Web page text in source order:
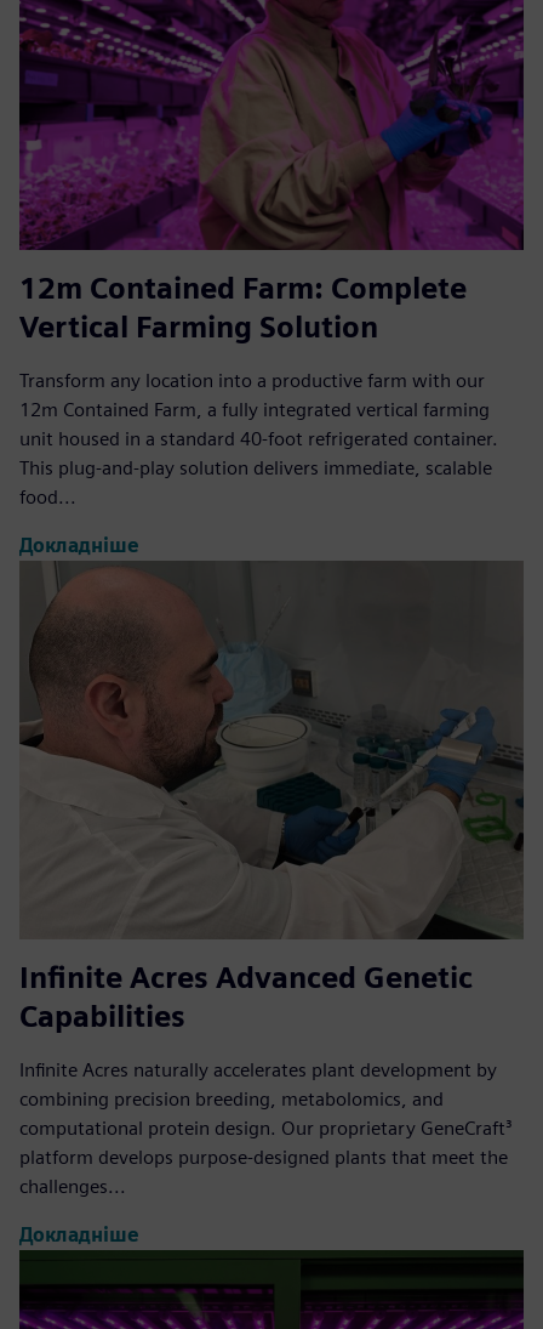
12m Contained Farm: Complete
Vertical Farming Solution
Transform any location into a productive farm with our
12m Contained Farm, a fully integrated vertical farming
unit housed in a standard 40-foot refrigerated container.
This plug-and-play solution delivers immediate, scalable
food...
Докладніше
Infinite Acres Advanced Genetic
Capabilities
Infinite Acres naturally accelerates plant development by
combining precision breeding, metabolomics, and
computational protein design. Our proprietary GeneCraft³
platform develops purpose-designed plants that meet the
challenges...
Докладніше